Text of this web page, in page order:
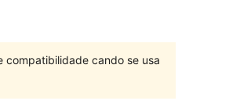
compatibilidade cando se usa